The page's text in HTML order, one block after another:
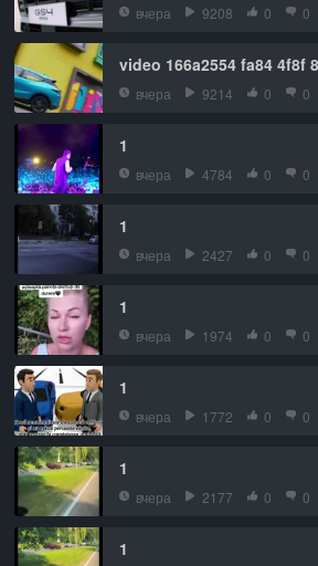
вчера 9208 0 0
video 166a2554 fa84 4f8f
вчера 9214 0 0
1
вчера 4784 0 0
1
вчера 2427 0 0
1
вчера 1974 0 0
1
вчера 1772 0 0
1
вчера 2177 0 0
1